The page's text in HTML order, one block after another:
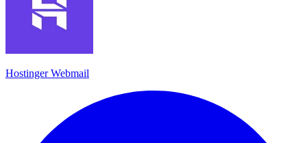
Hostinger Webmail